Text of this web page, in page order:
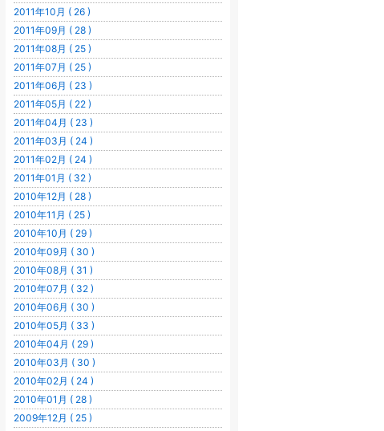
2011年10月 ( 26 )
2011年09月 ( 28 )
2011年08月 ( 25 )
2011年07月 ( 25 )
2011年06月 ( 23 )
2011年05月 ( 22 )
2011年04月 ( 23 )
2011年03月 ( 24 )
2011年02月 ( 24 )
2011年01月 ( 32 )
2010年12月 ( 28 )
2010年11月 ( 25 )
2010年10月 ( 29 )
2010年09月 ( 30 )
2010年08月 ( 31 )
2010年07月 ( 32 )
2010年06月 ( 30 )
2010年05月 ( 33 )
2010年04月 ( 29 )
2010年03月 ( 30 )
2010年02月 ( 24 )
2010年01月 ( 28 )
2009年12月 ( 25 )